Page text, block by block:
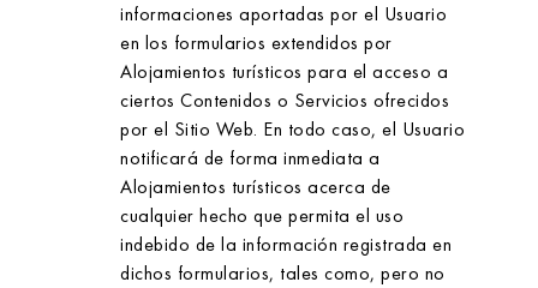
informaciones aportadas por el Usuario
en los formularios extendidos por
Alojamientos turísticos para el acceso a
ciertos Contenidos o Servicios ofrecidos
por el Sitio Web. En todo caso, el Usuario
notificará de forma inmediata a
Alojamientos turísticos acerca de
cualquier hecho que permita el uso
indebido de la información registrada en
dichos formularios, tales como, pero no